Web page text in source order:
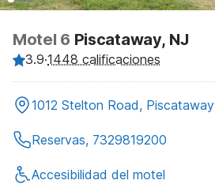
Motel 6 Piscataway, NJ
3.9·1448 calificaciones
1012 Stelton Road, Piscataway
Reservas, 7329819200
Accesibilidad del motel